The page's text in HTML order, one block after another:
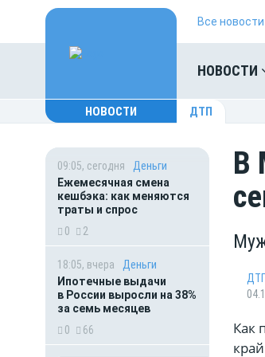
Все
НОВОСТИ
НОВОСТИ ДТП
09:05, сегодня
Деньги
Ежемесячная смена
кешбэка: как меняются
траты и спрос
0
2
18:05, вчера
Деньги
Ипотечные выдачи
в России выросли на 38%
за семь месяцев
0
66
В
ДТП
Как